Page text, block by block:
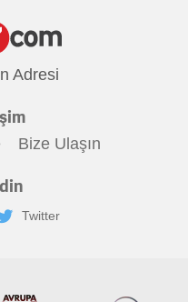
Adresi
Bize Ulaşın
Twitter